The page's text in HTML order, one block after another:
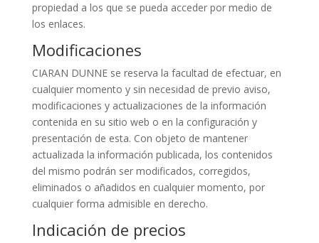
propiedad a los que se pueda acceder por medio de
los enlaces.
Modificaciones
CIARAN DUNNE se reserva la facultad de efectuar, en
cualquier momento y sin necesidad de previo aviso,
modificaciones y actualizaciones de la información
contenida en su sitio web o en la configuración y
presentación de esta. Con objeto de mantener
actualizada la información publicada, los contenidos
del mismo podrán ser modificados, corregidos,
eliminados o añadidos en cualquier momento, por
cualquier forma admisible en derecho.
Indicación de precios